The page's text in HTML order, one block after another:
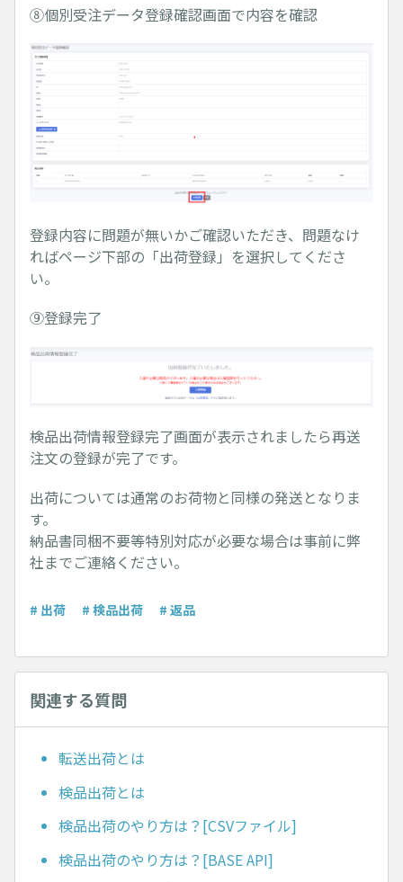
⑧個別受注データ登録確認画面で内容を確認
登録内容に問題が無いかご確認いただき、問題なけ
ればページ下部の「出荷登録」を選択してくださ
い。
⑨登録完了
検品出荷情報登録完了画面が表示されましたら再送
注文の登録が完了です。
出荷については通常のお荷物と同様の発送となりま
す。
納品書同梱不要等特別対応が必要な場合は事前に弊
社までご連絡ください。
# 出荷 # 検品出荷 # 返品
関連する質問
転送出荷とは
検品出荷とは
検品出荷のやり方は？[CSVファイル]
検品出荷のやり方は？[BASE API]